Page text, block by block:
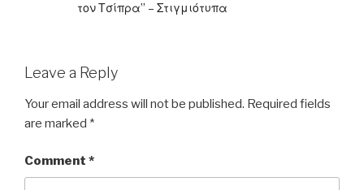
τον Τσίπρα” – Στιγμιότυπα
Leave a Reply
Your email address will not be published. Required fields
are marked *
Comment *